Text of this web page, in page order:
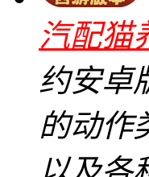
汽配猫
约安卓
的动作